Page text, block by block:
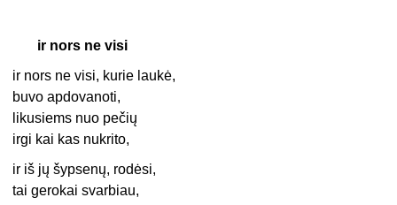
ir nors ne visi
ir nors ne visi, kurie laukė,
buvo apdovanoti,
likusiems nuo pečių
irgi kai kas nukrito,
ir iš jų šypsenų, rodėsi,
tai gerokai svarbiau,